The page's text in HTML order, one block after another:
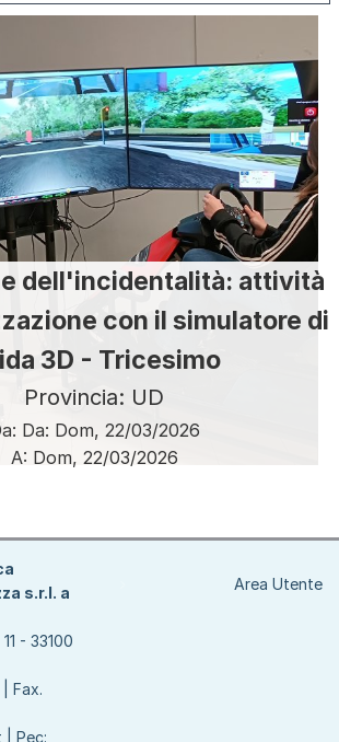
dell'incidentalità: attività
con il simulatore di
3D - Tricesimo
Provincia: UD
Da: Dom, 22/03/2026
A: Dom, 22/03/2026
Area Utente
s.r.l. a
- 33100
Fax.
| Pec: